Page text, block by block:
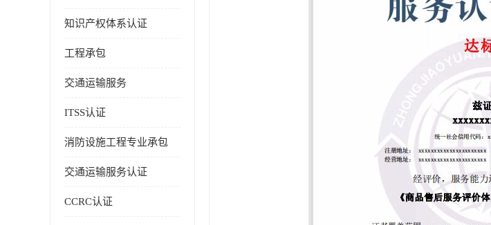
知识产权体系认证
工程承包
交通运输服务
ITSS认证
消防设施工程专业承包
交通运输服务认证
CCRC认证